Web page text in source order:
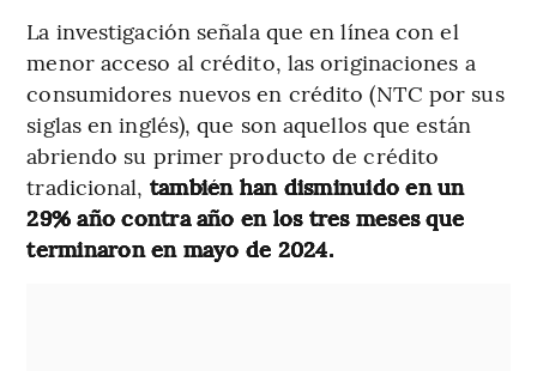
La investigación señala que en línea con el
menor acceso al crédito, las originaciones a
consumidores nuevos en crédito (NTC por sus
siglas en inglés), que son aquellos que están
abriendo su primer producto de crédito
tradicional, también han disminuido en un
29% año contra año en los tres meses que
terminaron en mayo de 2024.